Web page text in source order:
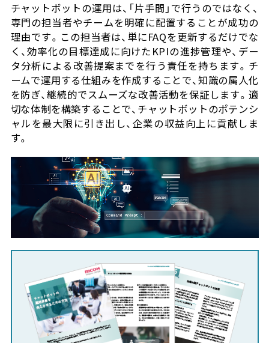
チャットボットの運用は、「片手間」で行うのではなく、
専門の担当者やチームを明確に配置することが成功の
理由です。この担当者は、単にFAQを更新するだけでな
く、効率化の目標達成に向けたKPIの進捗管理や、デー
タ分析による改善提案までを行う責任を持ちます。チ
ームで運用する仕組みを作成することで、知識の属人化
を防ぎ、継続的でスムーズな改善活動を保証します。適
切な体制を構築することで、チャットボットのポテンシ
ャルを最大限に引き出し、企業の収益向上に貢献しま
す。